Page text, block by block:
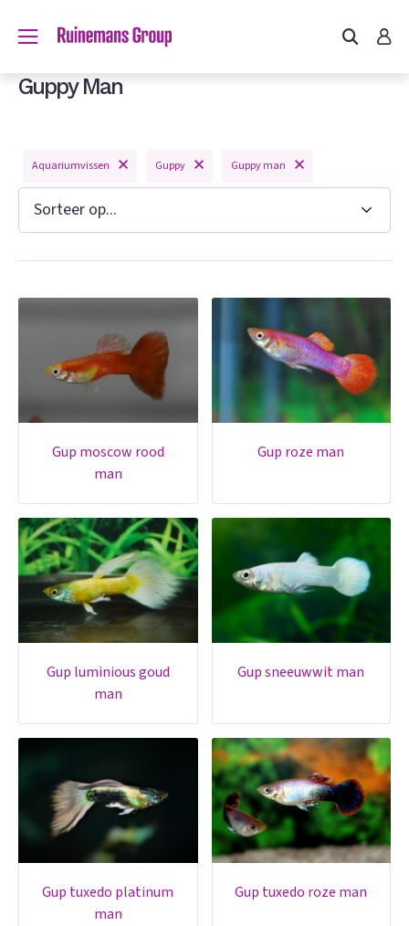
Guppy Man
Aquariumvissen Guppy Guppy man
gup moscow rood
man
gup roze man
gup luminious goud
man
gup sneeuwwit man
gup tuxedo platinum
man
gup tuxedo roze man